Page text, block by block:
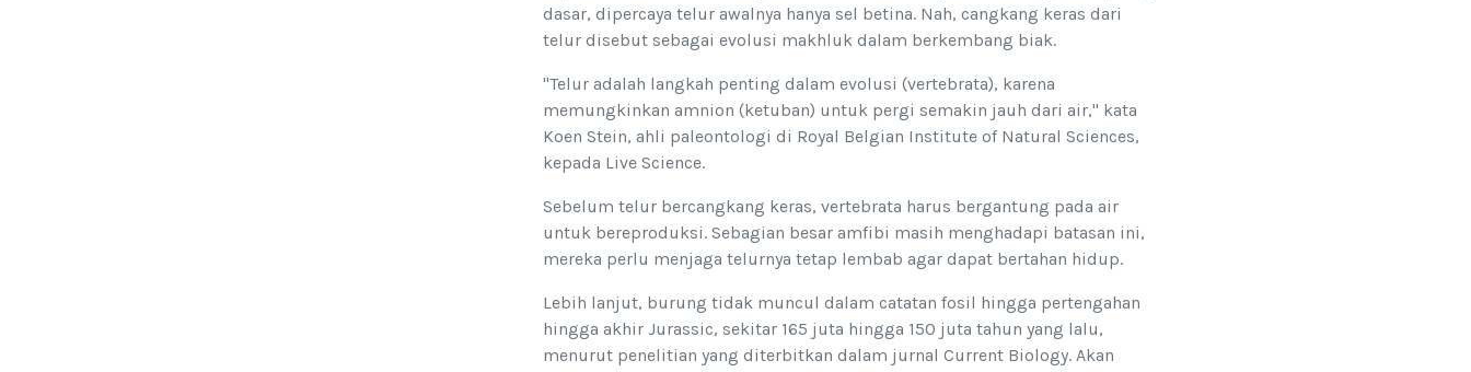
dasar, dipercaya telur awalnya hanya sel betina. Nah, cangkang keras dari
telur disebut sebagai evolusi makhluk dalam berkembang biak.
"Telur adalah langkah penting dalam evolusi (vertebrata), karena
memungkinkan amnion (ketuban) untuk pergi semakin jauh dari air," kata
Koen Stein, ahli paleontologi di Royal Belgian Institute of Natural Sciences,
kepada Live Science.
Sebelum telur bercangkang keras, vertebrata harus bergantung pada air
untuk bereproduksi. Sebagian besar amfibi masih menghadapi batasan ini,
mereka perlu menjaga telurnya tetap lembab agar dapat bertahan hidup.
Lebih lanjut, burung tidak muncul dalam catatan fosil hingga pertengahan
hingga akhir Jurassic, sekitar 165 juta hingga 150 juta tahun yang lalu,
menurut penelitian yang diterbitkan dalam jurnal Current Biology. Akan